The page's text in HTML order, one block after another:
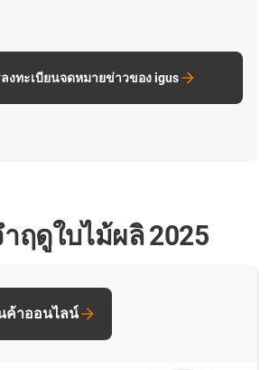
งทะเบียนจดหมายข่าวของ igus
ฤดูใบไม้ผลิ 2025
ค้าออนไลน์